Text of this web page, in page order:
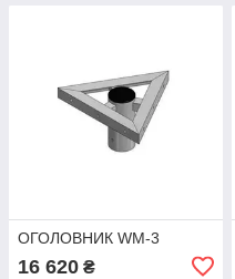
ОГОЛОВНИК WM-3
16 620 ₴